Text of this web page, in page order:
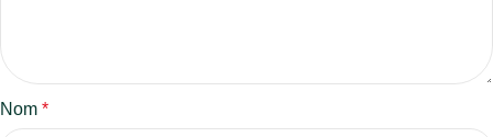
Nom *